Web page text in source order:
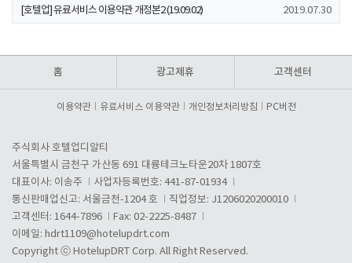
[호텔업] 유료서비스 이용약관 개정본2 (19.09.02) 2019.07.30
홈 광고제휴 고객센터
이용약관 유료서비스 이용약관 개인정보처리방침 PC버전
주식회사 호텔업디알티
서울특별시 금천구 가산동 691 대륭테크노타운20차 1807호
대표이사: 이송주
사업자등록번호: 441-87-01934
통신판매업신고: 서울금천-1204 호
직업정보: J1206020200010
고객센터: 1644-7896
Fax: 02-2225-8487
이메일: hdrt1109@hotelupdrt.com
Copyright ⓒ HotelupDRT Corp. All Right Reserved.